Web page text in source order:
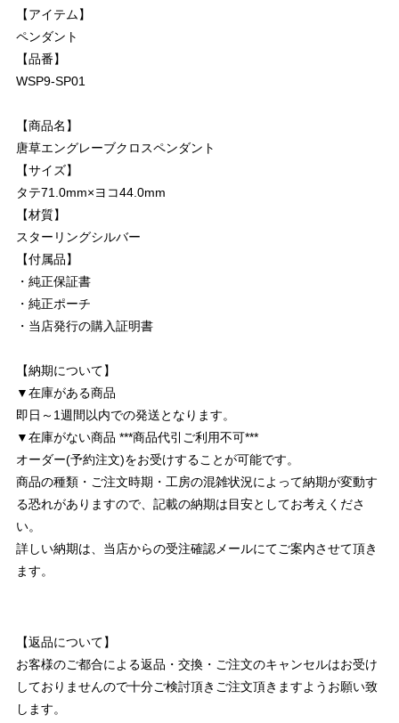
【アイテム】
ペンダント
【品番】
WSP9-SP01
【商品名】
唐草エングレーブクロスペンダント
【サイズ】
タテ71.0mm×ヨコ44.0mm
【材質】
スターリングシルバー
【付属品】
・純正保証書
・純正ポーチ
・当店発行の購入証明書
【納期について】
▼在庫がある商品
即日～1週間以内での発送となります。
▼在庫がない商品 ***商品代引ご利用不可***
オーダー(予約注文)をお受けすることが可能です。
商品の種類・ご注文時期・工房の混雑状況によって納期が変動す
る恐れがありますので、記載の納期は目安としてお考えくださ
い。
詳しい納期は、当店からの受注確認メールにてご案内させて頂き
ます。
【返品について】
お客様のご都合による返品・交換・ご注文のキャンセルはお受け
しておりませんので十分ご検討頂きご注文頂きますようお願い致
します。